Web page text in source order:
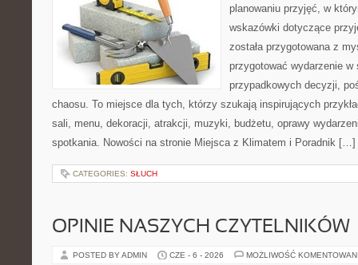
planowaniu przyjęć, w
wskazówki dotyczące
została przygotowana z
przygotować wydarzenie
przypadkowych decyzji,
chaosu. To miejsce dla tych, którzy szukają inspirujących
sali, menu, dekoracji, atrakcji, muzyki, budżetu, oprawy
spotkania. Nowości na stronie Miejsca z Klimatem i Poradnik […]
CATEGORIES: SŁUCH
OPINIE NASZYCH CZYTELNIKÓW
POSTED BY ADMIN CZE - 6 - 2026 MOŻLIWOŚĆ